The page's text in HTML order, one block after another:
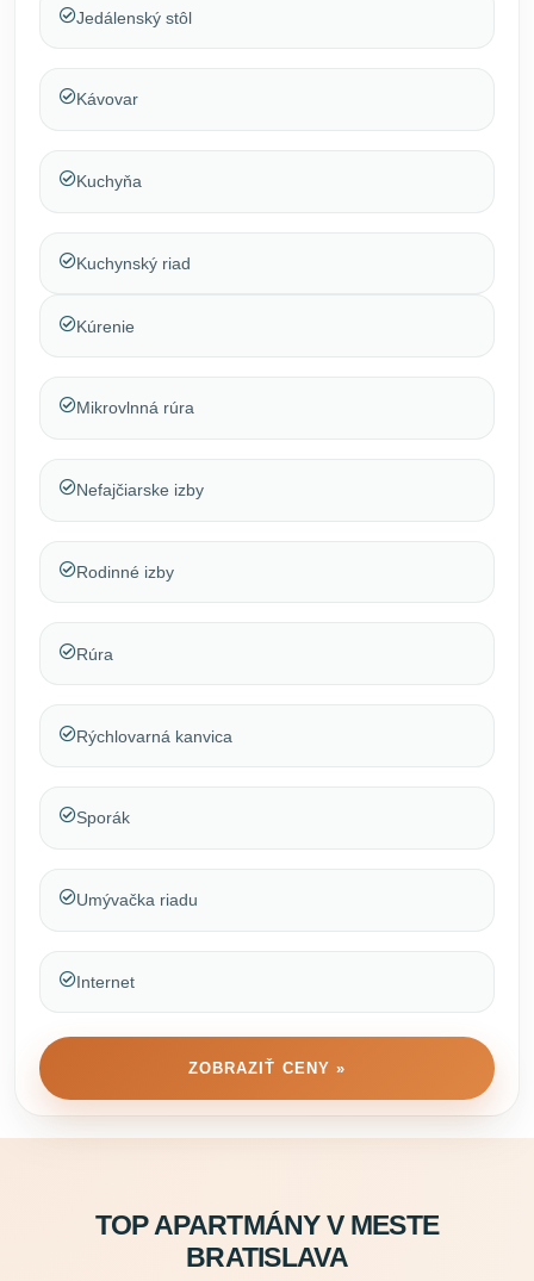
Jedálenský stôl
Kávovar
Kuchyňa
Kuchynský riad
Kúrenie
Mikrovlnná rúra
Nefajčiarske izby
Rodinné izby
Rúra
Rýchlovarná kanvica
Sporák
Umývačka riadu
Internet
ZOBRAZIŤ CENY »
TOP APARTMÁNY V MESTE
BRATISLAVA